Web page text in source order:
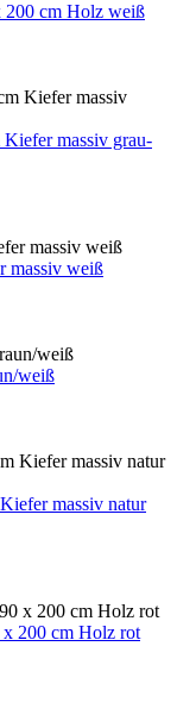
cm Holz weiß
massiv grau-
massiv weiß
weiß
massiv natur
200 cm Holz rot